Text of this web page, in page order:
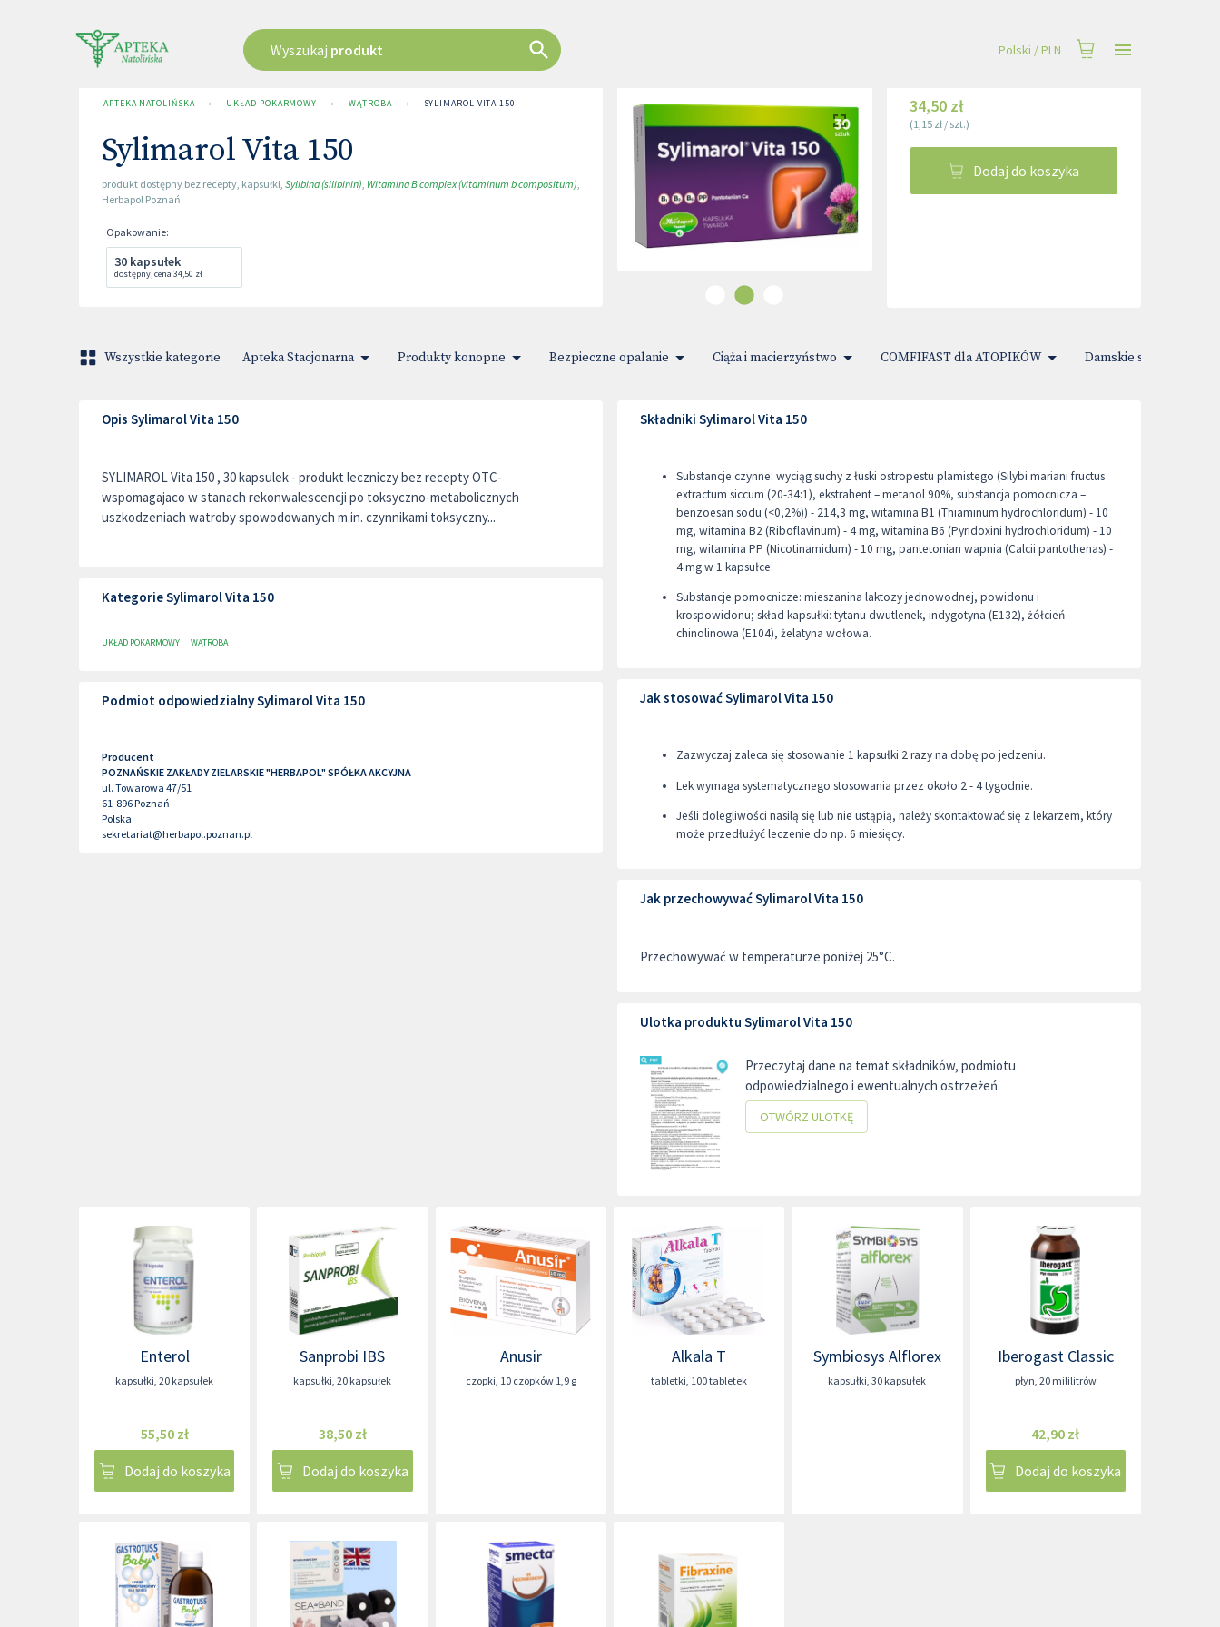
Wyszukaj produkt Polski /PLN
APTEKA NATOLIŃSKA › UKŁAD POKARMOWY › WĄTROBA › SYLIMAROL VITA 150
Sylimarol Vita 150
produkt dostępny bez recepty, kapsułki, Sylibina (silibinin), Witamina B complex (vitaminum b compositum),
Herbapol Poznań
Opakowanie:
30 kapsułek
dostępny,cena 34,50 zł
34,50 zł
(1,15 zł/ szt.)
Dodaj do koszyka
Wszystkie kategorie Apteka Stacjonarna Produkty konopne Bezpieczne opalanie Ciąża i macierzyństwo COMFIFAST dla ATOPIKÓW Damskie sprawy
Opis Sylimarol Vita 150
SYLIMAROL Vita 150 , 30 kapsulek - produkt leczniczy bez recepty OTC-
wspomagajaco w stanach rekonwalescencji po toksyczno-metabolicznych
uszkodzeniach watroby spowodowanych m.in. czynnikami toksyczny...
Kategorie Sylimarol Vita 150
UKŁAD POKARMOWY WĄTROBA
Podmiot odpowiedzialny Sylimarol Vita 150
Producent
POZNAŃSKIE ZAKŁADY ZIELARSKIE "HERBAPOL" SPÓŁKA AKCYJNA
ul. Towarowa 47/51
61-896Poznań
Polska
sekretariat@herbapol.poznan.pl
Składniki Sylimarol Vita 150
Substancje czynne: wyciąg suchy z łuski ostropestu plamistego (Silybi mariani fructus
extractum siccum (20-34:1), ekstrahent – metanol 90%, substancja pomocnicza –
benzoesan sodu (<0,2%)) - 214,3 mg, witamina B1 (Thiaminum hydrochloridum) - 10
mg, witamina B2 (Riboflavinum) - 4 mg, witamina B6 (Pyridoxini hydrochloridum) - 10
mg, witamina PP (Nicotinamidum) - 10 mg, pantetonian wapnia (Calcii pantothenas) -
4 mg w 1 kapsułce.
Substancje pomocnicze: mieszanina laktozy jednowodnej, powidonu i
krospowidonu; skład kapsułki: tytanu dwutlenek, indygotyna (E132), żółcień
chinolinowa (E104), żelatyna wołowa.
Jak stosować Sylimarol Vita 150
Zazwyczaj zaleca się stosowanie 1 kapsułki 2 razy na dobę po jedzeniu.
Lek wymaga systematycznego stosowania przez około 2 - 4 tygodnie.
Jeśli dolegliwości nasilą się lub nie ustąpią, należy skontaktować się z lekarzem, który
może przedłużyć leczenie do np. 6 miesięcy.
Jak przechowywać Sylimarol Vita 150
Przechowywać w temperaturze poniżej 25°C.
Ulotka produktu Sylimarol Vita 150
Przeczytaj dane na temat składników, podmiotu
odpowiedzialnego i ewentualnych ostrzeżeń.
OTWÓRZ ULOTKĘ
Enterol
kapsułki ,20 kapsułek
55,50 zł
Dodaj do koszyka
Sanprobi IBS
kapsułki ,20 kapsułek
38,50 zł
Dodaj do koszyka
Anusir
czopki 10 czopków 1,9 g
Alkala T
tabletki 100 tabletek
Symbiosys Alflorex
kapsułki ,30 kapsułek
Iberogast Classic
płyn 20 mililitrów
42,90 zł
Dodaj do koszyka